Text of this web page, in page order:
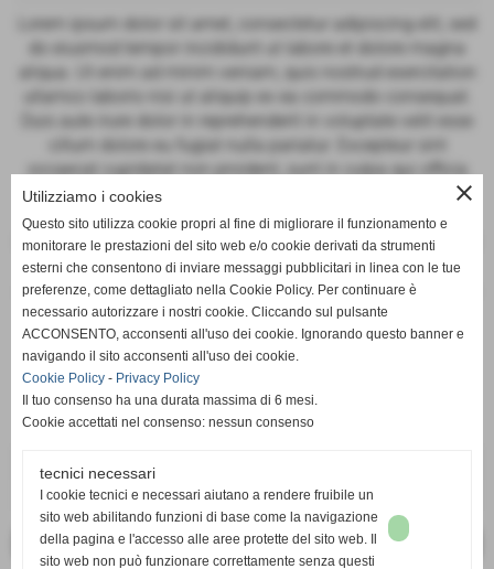
Lorem ipsum dolor sit amet, consectetur adipiscing elit, sed
do eiusmod tempor incididunt ut labore et dolore magna
aliqua. Ut enim ad minim veniam, quis nostrud exercitation
ullamco laboris nisi ut aliquip ex ea commodo consequat.
Duis aute irure dolor in reprehenderit in voluptate velit esse
cillum dolore eu fugiat nulla pariatur. Excepteur sint
occaecat cupidatat non proident, sunt in culpa qui officia
deserunt mollit anim id est laborum.
Lorem ipsum dolor sit amet, consectetur adipiscing elit, sed
do eiusmod tempor incididunt ut labore et dolore magna
aliqua. Ut enim ad minim veniam, quis nostrud exercitation
ullamco laboris nisi ut aliquip ex ea commodo consequat.
Duis aute irure dolor in reprehenderit in voluptate velit esse
cillum dolore eu fugiat nulla pariatur. Excepteur sint
occaecat cupidatat non proident, sunt in culpa qui officia
deserunt mollit anim id est laborum.
<< PRECEDENTE SUCCESSIVO >>
close
Utilizziamo i cookies
Questo sito utilizza cookie propri al fine di migliorare il funzionamento e
monitorare le prestazioni del sito web e/o cookie derivati da strumenti
esterni che consentono di inviare messaggi pubblicitari in linea con le tue
preferenze, come dettagliato nella Cookie Policy. Per continuare è
necessario autorizzare i nostri cookie. Cliccando sul pulsante
ACCONSENTO, acconsenti all'uso dei cookie. Ignorando questo banner e
navigando il sito acconsenti all'uso dei cookie.
Cookie Policy - Privacy Policy
Il tuo consenso ha una durata massima di 6 mesi.
Cookie accettati nel consenso: nessun consenso
tecnici necessari
I cookie tecnici e necessari aiutano a rendere fruibile un
sito web abilitando funzioni di base come la navigazione
della pagina e l'accesso alle aree protette del sito web. Il
sito web non può funzionare correttamente senza questi